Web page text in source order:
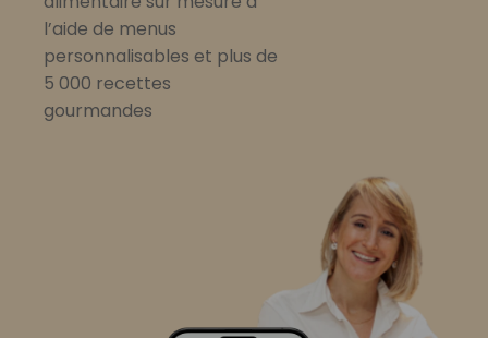
l’aide de menus
personnalisables et plus de
5 000 recettes
gourmandes